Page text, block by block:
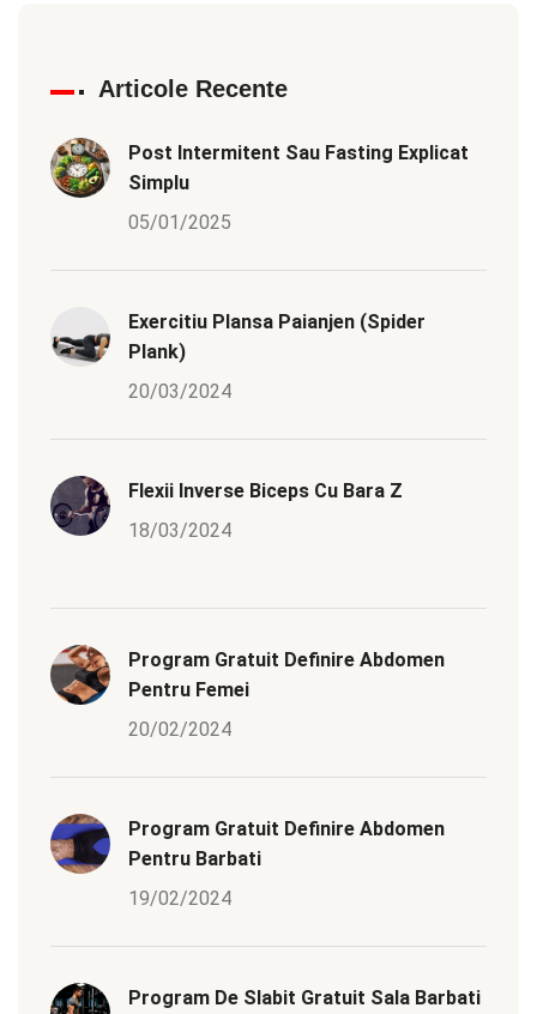
Articole Recente
Post Intermitent Sau Fasting Explicat
Simplu
05/01/2025
Exercitiu Plansa Paianjen (Spider
Plank)
20/03/2024
Flexii Inverse Biceps Cu Bara Z
18/03/2024
Program Gratuit Definire Abdomen
Pentru Femei
20/02/2024
Program Gratuit Definire Abdomen
Pentru Barbati
19/02/2024
Program De Slabit Gratuit Sala Barbati